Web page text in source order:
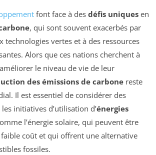
font face à des défis uniques en
, qui sont souvent exacerbés par
technologies vertes et à des ressources
Alors que ces nations cherchent à
le niveau de vie de leur
des émissions de carbone reste
Il est essentiel de considérer des
initiatives d’utilisation d’énergies
l’énergie solaire, qui peuvent être
coût et qui offrent une alternative
fossiles.